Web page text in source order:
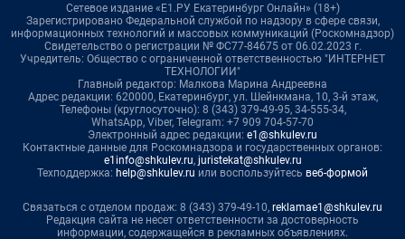
Сетевое издание «Е1.РУ Екатеринбург Онлайн» (18+)
Зарегистрировано Федеральной службой по надзору в сфере связи,
информационных технологий и массовых коммуникаций (Роскомнадзор)
Свидетельство о регистрации № ФС77-84675 от 06.02.2023 г.
Учредитель: Общество с ограниченной ответственностью "ИНТЕРНЕТ
ТЕХНОЛОГИИ"
Главный редактор: Малкова Марина Андреевна
Адрес редакции: 620000, Екатеринбург, ул. Шейнкмана, 10, 3-й этаж,
Телефоны (круглосуточно): 8 (343) 379-49-95, 34-555-34,
WhatsApp, Viber, Telegram: +7 909 704-57-70
Электронный адрес редакции: e1@shkulev.ru
Контактные данные для Роскомнадзора и государственных органов:
e1info@shkulev.ru, juristekat@shkulev.ru
Техподдержка: help@shkulev.ru или воспользуйтесь веб-формой
Связаться с отделом продаж: 8 (343) 379-49-10, reklamae1@shkulev.ru
Редакция сайта не несет ответственности за достоверность
информации, содержащейся в рекламных объявлениях.